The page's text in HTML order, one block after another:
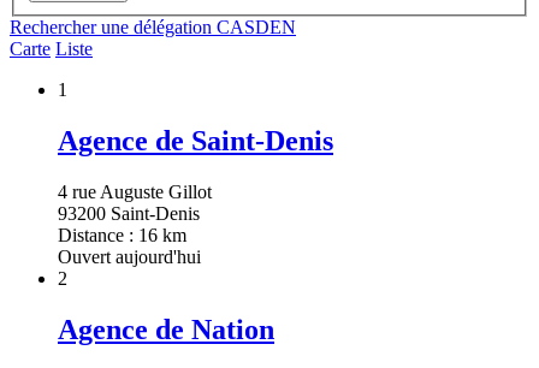
Rechercher une délégation CASDEN
Carte Liste
1
Agence de Saint-Denis
4 rue Auguste Gillot
93200 Saint-Denis
Distance : 16 km
Ouvert aujourd'hui
2
Agence de Nation